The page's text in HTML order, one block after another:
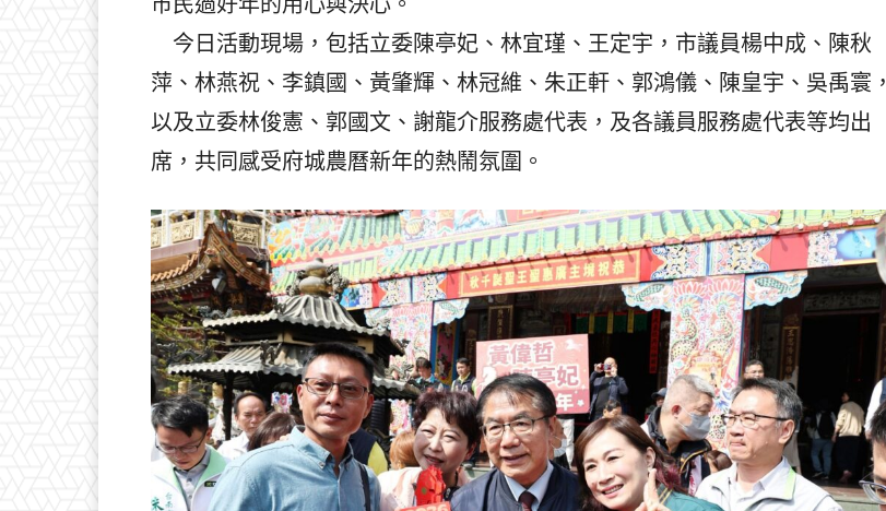
今日活動現場，包括立委陳亭妃、林宜瑾、王定宇，市議員楊中成、陳秋
萍、林燕祝、李鎮國、黃肇輝、林冠維、朱正軒、郭鴻儀、陳皇宇、吳禹寰，
以及立委林俊憲、郭國文、謝龍介服務處代表，及各議員服務處代表等均出
席，共同感受府城農曆新年的熱鬧氛圍。